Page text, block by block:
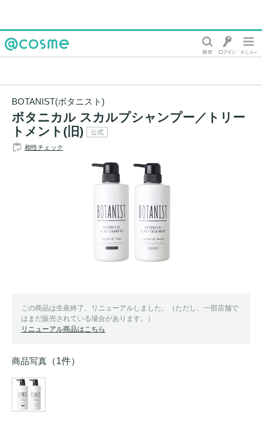
BOTANIST(ボタニスト)
ボタニカル スカルプシャンプー／トリー
トメント(旧)
公式
相性チェック
この商品は生産終了、リニューアルしました。（ただし、一部店舗で
はまだ販売されている場合があります。）
リニューアル商品はこちら
商品写真 （1件）